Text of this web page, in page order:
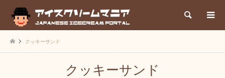
検索
クッキーサンド
クッキーサンド